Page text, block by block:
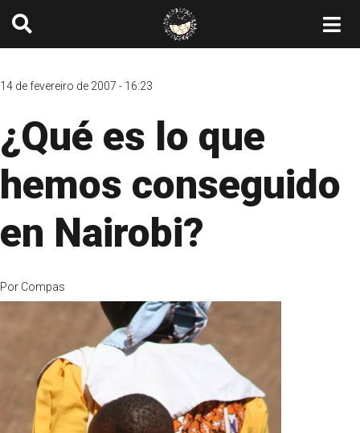
14 de fevereiro de 2007 - 16:23
¿Qué es lo que
hemos conseguido
en Nairobi?
Por Compas